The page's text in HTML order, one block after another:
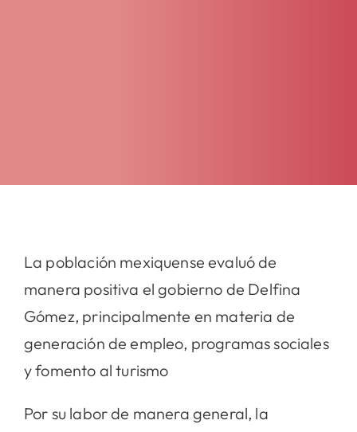
La población mexiquense evaluó de
manera positiva el gobierno de Delfina
Gómez, principalmente en materia de
generación de empleo, programas sociales
y fomento al turismo
Por su labor de manera general, la